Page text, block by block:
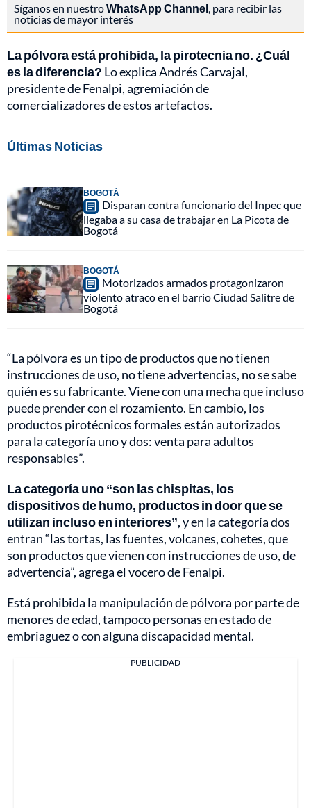
Síganos en nuestroWhatsApp Channel , para recibir las
noticias de mayor interés
La pólvora está prohibida, la pirotecnia no. ¿Cuál
es la diferencia? Lo explica Andrés Carvajal,
presidente de Fenalpi, agremiación de
comercializadores de estos artefactos.
Últimas Noticias
BOGOTÁ
Disparan contra funcionario del Inpec que
llegaba a su casa de trabajar en La Picota de
Bogotá
BOGOTÁ
Motorizados armados protagonizaron
violento atraco en el barrio Ciudad Salitre de
Bogotá
“La pólvora es un tipo de productos que no tienen
instrucciones de uso, no tiene advertencias, no se sabe
quién es su fabricante. Viene con una mecha que incluso
puede prender con el rozamiento. En cambio, los
productos pirotécnicos formales están autorizados
para la categoría uno y dos: venta para adultos
responsables”.
La categoría uno “son las chispitas, los
dispositivos de humo, productos in door que se
utilizan incluso en interiores”, y en la categoría dos
entran “las tortas, las fuentes, volcanes, cohetes, que
son productos que vienen con instrucciones de uso, de
advertencia”, agrega el vocero de Fenalpi.
Está prohibida la manipulación de pólvora por parte de
menores de edad, tampoco personas en estado de
embriaguez o con alguna discapacidad mental.
PUBLICIDAD